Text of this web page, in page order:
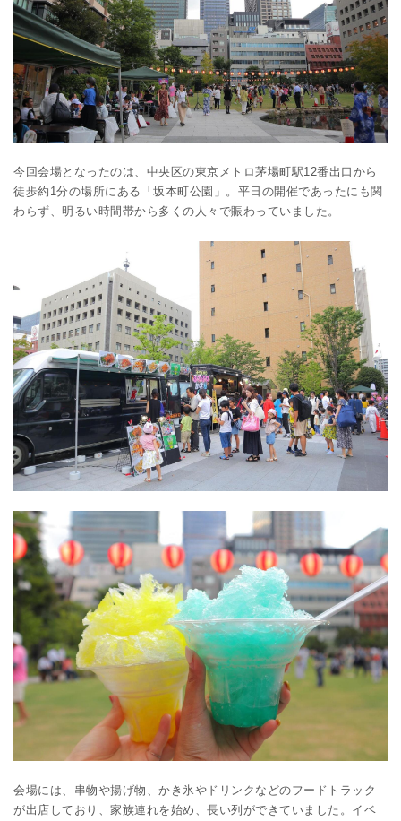
今回会場となったのは、中央区の東京メトロ茅場町駅12番出口から
徒歩約1分の場所にある「坂本町公園」。平日の開催であったにも関
わらず、明るい時間帯から多くの人々で賑わっていました。
会場には、串物や揚げ物、かき氷やドリンクなどのフードトラック
が出店しており、家族連れを始め、長い列ができていました。イベ